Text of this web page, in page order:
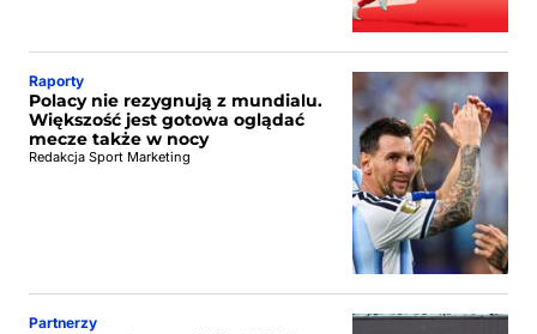
Raporty
Polacy nie rezygnują z mundialu.
Większość jest gotowa oglądać
mecze także w nocy
Redakcja Sport Marketing
Partnerzy